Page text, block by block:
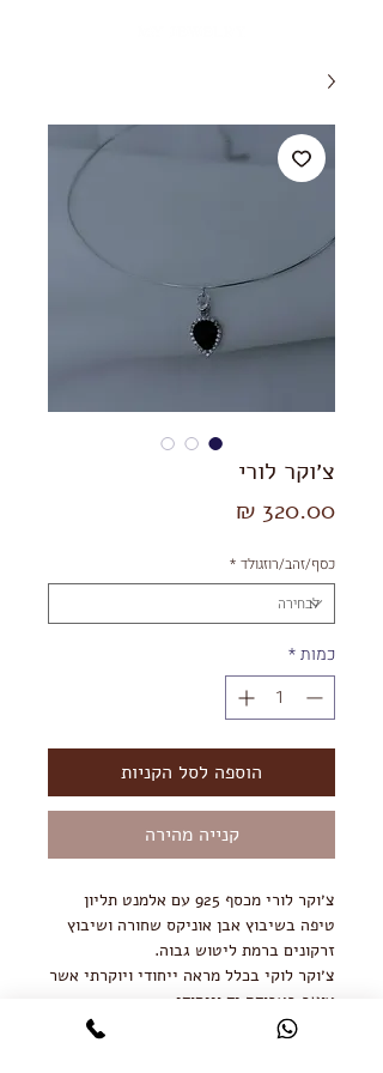
צ׳וקר לורי
כסף/זהב/רוזגולד *
כמות*
הוספה לסל הקניות
קנייה מהירה
צ׳וקר לורי מכסף 925 עם אלמנט תליון
טיפה בשיבוץ אבן אוניקס שחורה ושיבוץ
זרקונים ברמת ליטוש גבוה.
צ׳וקר לוקי בכלל מראה ייחודי ויוקרתי אשר
עוצב בעבודת יד וייחודי.
השרשרת מגיעה בציפוי זהב אדום וזהב